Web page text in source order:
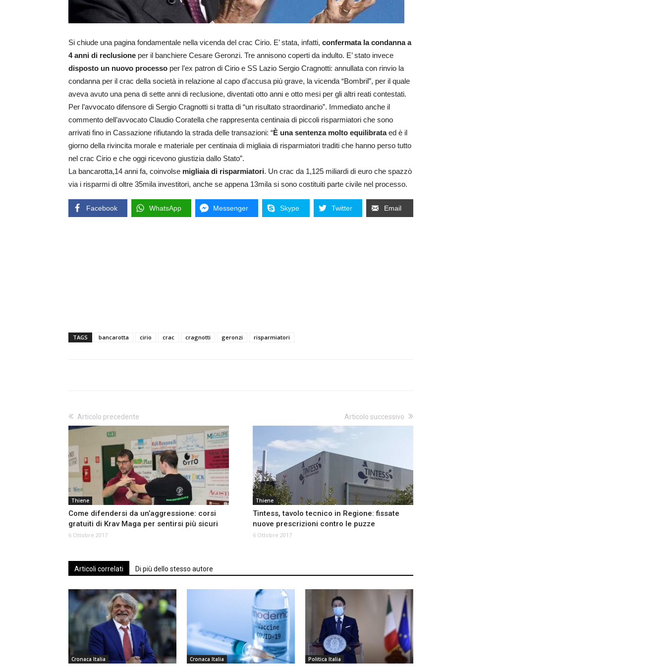
Si chiude una pagina fondamentale nella vicenda del crac Cirio. E’ stata, infatti, confermata la condanna a
4 anni di reclusione per il banchiere Cesare Geronzi. Tre annisono coperti da indulto. E’ stato invece
disposto un nuovo processo per l’ex patron di Cirio e SS Lazio Sergio Cragnotti: annullata con rinvio la
condanna per il crac della società in relazione al capo d’accusa più grave, la vicenda “Bombril”, per il quale
aveva avuto una pena di sette anni di reclusione, diventati otto anni e otto mesi per gli altri reati contestati.
Per l’avvocato difensore di Sergio Cragnotti si tratta di “un risultato straordinario”. Immediato anche il
commento dell’avvocato Claudio Coratella che rappresenta centinaia di piccoli risparmiatori che sono
arrivati fino in Cassazione rifiutando la strada delle transazioni: “È una sentenza molto equilibrataed è il
giorno della rivincita morale e materiale per centinaia di migliaia di risparmiatori traditi che hanno perso tutto
nel crac Cirio e che oggi ricevono giustizia dallo Stato”.
La bancarotta,14 anni fa, coinvolse migliaia di risparmiatori. Un crac da 1,125 miliardi di euro che spazzò
via i risparmi di oltre 35mila investitori, anche se appena 13mila si sono costituiti parte civile nel processo.
Facebook WhatsApp Messenger Skype Twitter Email
TAGS bancarotta cirio crac cragnotti geronzi risparmiatori
Articolo precedente
Thiene
Come difendersi da un’aggressione: corsi
gratuiti di Krav Maga per sentirsi più sicuri
6 Ottobre 2017
Articolo successivo
Thiene
Tintess, tavolo tecnico in Regione: fissate
nuove prescrizioni contro le puzze
6 Ottobre 2017
Articoli correlati Di più dello stesso autore
Cronaca Italia Cronaca Italia Politica Italia